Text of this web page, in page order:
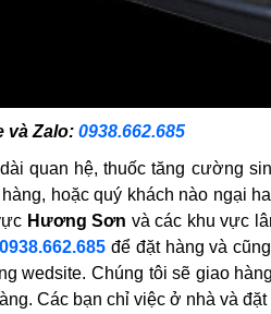
và Zalo:0938.662.685
quan hệ, thuốc tăng cường
hoặc quý khách nào ngại
Hương Sơn và các khu vực
0938.662.685để đặt hàng và
wedsite. Chúng tôi sẽ giao
Các bạn chỉ việc ở nhà và